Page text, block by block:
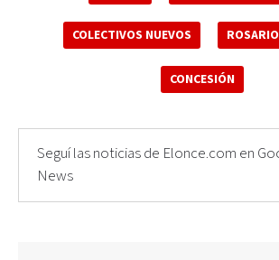
COLECTIVOS NUEVOS
CONCESIÓN
Seguí las noticias de Elonce.com en
News